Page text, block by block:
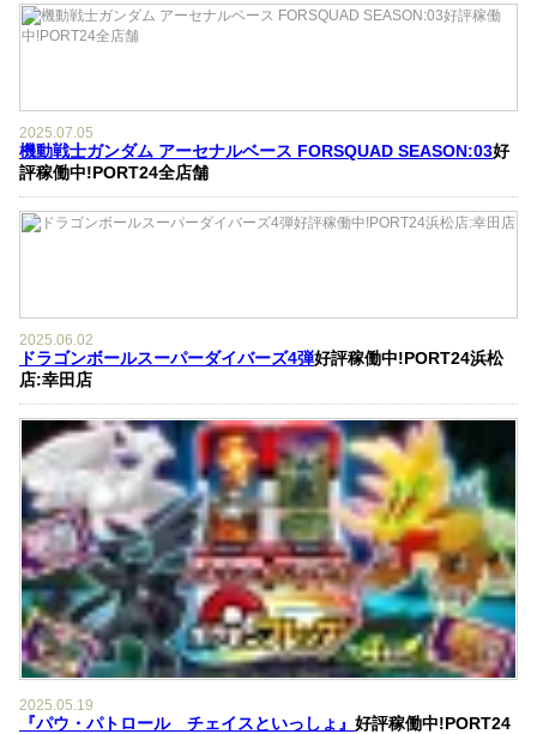
2025.07.05
機動戦士ガンダム アーセナルベース FORSQUAD SEASON:03好
評稼働中!PORT24全店舗
2025.06.02
ドラゴンボールスーパーダイバーズ4弾好評稼働中!PORT24浜松
店:幸田店
2025.05.19
『パウ・パトロール チェイスといっしょ』 好評稼働中!PORT24